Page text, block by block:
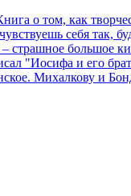
о том, как
себя так,
страшное большое
"Иосифа и его
Михалкову и